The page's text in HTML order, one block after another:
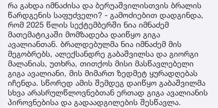
რა გახდა იმნაძისა და ბერუაშვილისთვის ბრალის
წარდგენის საფუძველი? - გამოძიებით დადგინდა,
რომ 2025 წლის სექტემბერში ნია იმნაძემ
მათემატიკაში მომზადება დაიწყო გიგა
ავალიანთან. ბრალდებულმა ნია იმნაძემ მის
მეგობრებს, ალექსანდრე გაბაშვილსა და გიორგი
მალანიას, უთხრა, თითქოს მისი მასწავლებელი
გიგა ავალიანი, მის მიმართ ზედმეტ ყურადღებას
იჩენდა. სწორედ ამის შემდეგ დაიწყო გაბაშვილმა
სხვა არასრულწლოვნებთან ერთად გიგა ავალიანის
პიროვნებისა და გადაადგილების შესწავლა.